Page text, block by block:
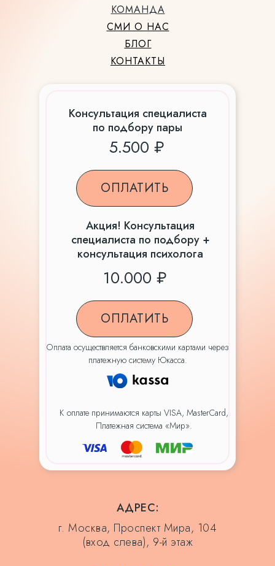
Оплата осуществляется банковскими картами через
платежную систему Юкасса.
БЛОГ
КОНТАКТЫ
АДРЕС:
г. Москва, Проспект Мира, 104
(вход слева), 9-й этаж
К оплате принимаются карты VISA, MasterCard,
Платежная система «Мир».
СМИ О НАС
5.500 ₽
Консультация специалиста
по подбору пары
ОПЛАТИТЬ
КОМАНДА
10.000 ₽
Акция! Консультация
специалиста по подбору +
консультация психолога
ОПЛАТИТЬ